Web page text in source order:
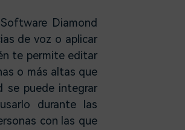
Diamond
de voz o aplicar
te permite editar
o más altas que
se puede integrar
durante las
con las que